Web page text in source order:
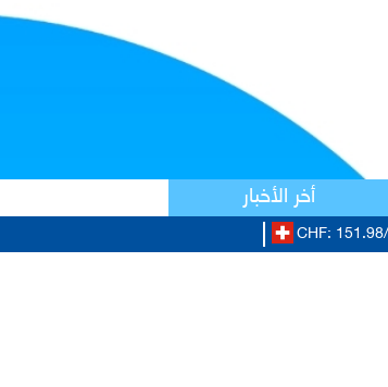
أخر الأخبار
CHF: 151.98/